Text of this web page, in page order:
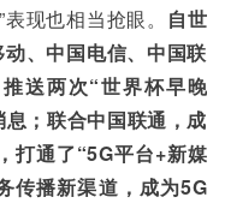
现也相当抢眼。 自世
、中国电信、中国联
送两次“世界杯早晚
；联合中国联通，成
打通了“5G平台+新媒
传播新渠道，成为5G